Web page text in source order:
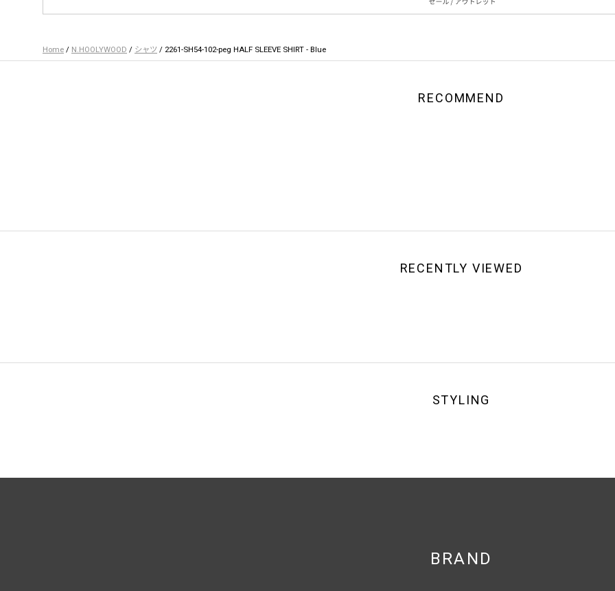
Home / N.HOOLYWOOD / シャツ / 2261-SH54-102-peg HALF SLEEVE SHIRT - Blue
RECOMMEND
RECENTLY VIEWED
STYLING
BRAND